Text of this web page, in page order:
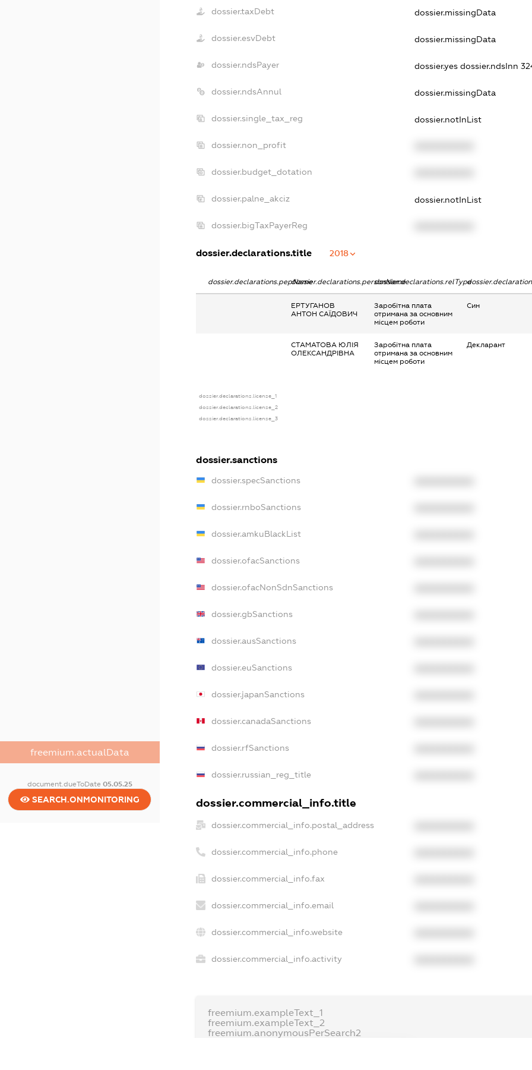
freemium.actualData
document.dueToDate 05.05.25
SEARCH.ONMONITORING
dossier.taxDebt dossier.missingData
dossier.esvDebt dossier.missingData
dossier.ndsPayer dossier.yesdossier.ndsInn
dossier.ndsAnnul dossier.missingData
dossier.single_tax_reg dossier.notInList
dossier.non_profit
dossier.budget_dotation
dossier.palne_akciz dossier.notInList
dossier.bigTaxPayerReg
dossier.declarations.title 2018
dossier.declarations.pepNamedossier.declarations.personNamedossier.declarations.relType
ЕРТУГАНОВ
АНТОН САЇДОВИЧ
Заробітна плата
отримана за основним
місцем роботи
Син
СТАМАТОВА ЮЛІЯ
ОЛЕКСАНДРІВНА
Заробітна плата
отримана за основним
місцем роботи
Декларант
dossier.declarations.license_1
dossier.declarations.license_2
dossier.declarations.license_3
dossier.sanctions
dossier.specSanctions
dossier.rnboSanctions
dossier.amkuBlackList
dossier.ofacSanctions
dossier.ofacNonSdnSanctions
dossier.gbSanctions
dossier.ausSanctions
dossier.euSanctions
dossier.japanSanctions
dossier.canadaSanctions
dossier.rfSanctions
dossier.russian_reg_title
dossier.commercial_info.title
dossier.commercial_info.postal_address
dossier.commercial_info.phone
dossier.commercial_info.fax
dossier.commercial_info.email
dossier.commercial_info.website
dossier.commercial_info.activity
freemium.exampleText_1
freemium.exampleText_2
freemium.anonymousPerSearch2